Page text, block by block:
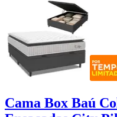
Cama Box Baú